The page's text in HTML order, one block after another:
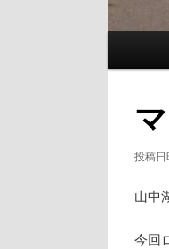
イ
投稿日
山中
今回